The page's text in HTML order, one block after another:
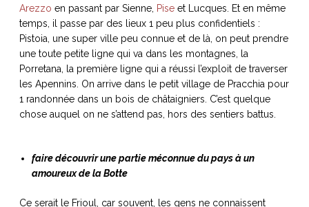
Arezzo en passant par Sienne, Piseet Lucques. Et en même
temps, il passe par des lieux 1 peu plus confidentiels :
Pistoia, une super ville peu connue et de là, on peut prendre
une toute petite ligne qui va dans les montagnes, la
Porretana, la première ligne qui a réussi l’exploit de traverser
les Apennins. On arrive dans le petit village de Pracchia pour
1 randonnée dans un bois de châtaigniers. C’est quelque
chose auquel on ne s’attend pas, hors des sentiers battus.
faire découvrir une partie méconnue du pays à un
amoureux de la Botte
Ce serait le Frioul, car souvent, les gens ne connaissent